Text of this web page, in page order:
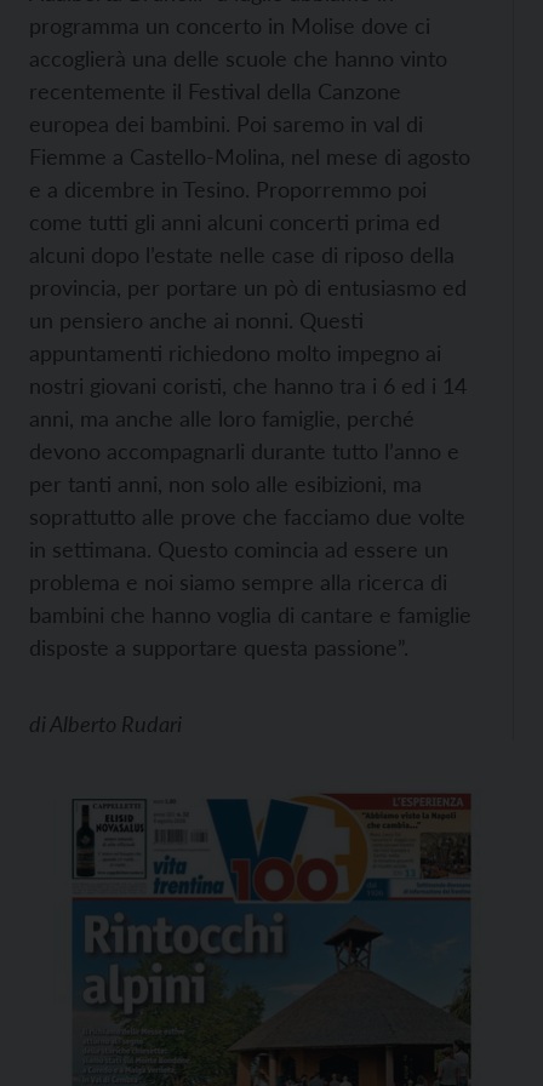
programma un concerto in Molise dove ci
accoglierà una delle scuole che hanno vinto
recentemente il Festival della Canzone
europea dei bambini. Poi saremo in val di
Fiemme a Castello-Molina, nel mese di agosto
e a dicembre in Tesino. Proporremmo poi
come tutti gli anni alcuni concerti prima ed
alcuni dopo l’estate nelle case di riposo della
provincia, per portare un pò di entusiasmo ed
un pensiero anche ai nonni. Questi
appuntamenti richiedono molto impegno ai
nostri giovani coristi, che hanno tra i 6 ed i 14
anni, ma anche alle loro famiglie, perché
devono accompagnarli durante tutto l’anno e
per tanti anni, non solo alle esibizioni, ma
soprattutto alle prove che facciamo due volte
in settimana. Questo comincia ad essere un
problema e noi siamo sempre alla ricerca di
bambini che hanno voglia di cantare e famiglie
disposte a supportare questa passione”.
diAlberto Rudari